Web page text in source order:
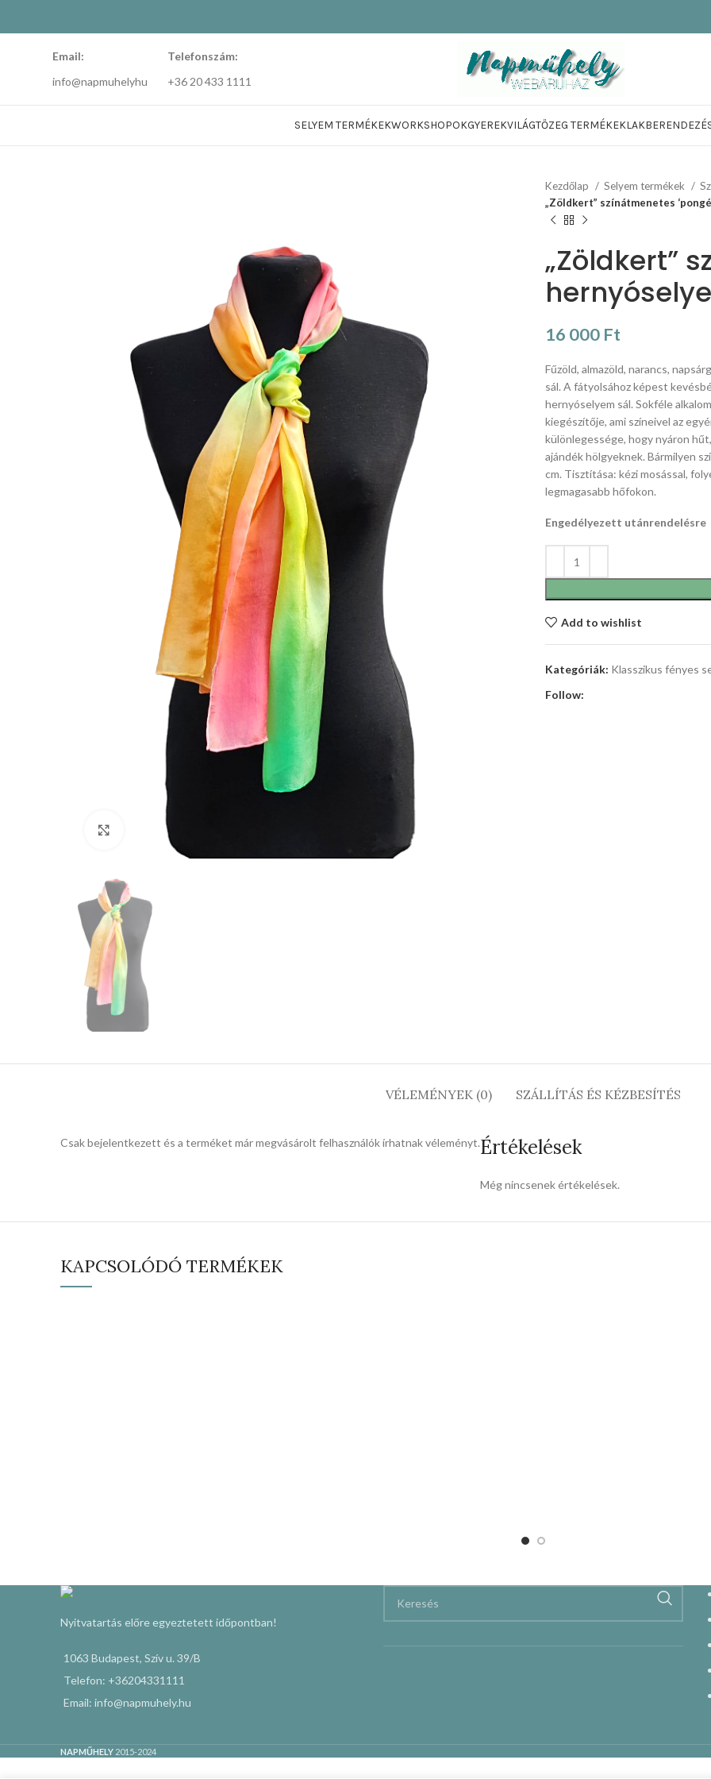
Email:
info@napmuhelyhu
Telefonszám:
+36 20 433 1111
SELYEM TERMÉKEKWORKSHOPOKGYEREKVILÁGTŐZEG TERMÉKEK
Click to enlarge
Kezdőlap Selyem termékek
„Zöldkert” színátmenetes
„Zöldkert”
16 000 Ft
Fűzöld, almazöld, narancs,
sál. A fátyolsához képest
hernyóselyem sál. Sokféle
kiegészítője, ami színeivel az
különlegessége, hogy nyáron
ajándék hölgyeknek. Bármilyen
cm. Tisztítása: kézi mosással,
legmagasabb hőfokon.
Engedélyezett utánrendelésre
Add to wishlist
Kategóriák: Klasszikus fényes
Follow:
VÉLEMÉNYEK (0) SZÁLLÍTÁS ÉS KÉZBESÍTÉS
Értékelések
Még nincsenek értékelések.
Csak bejelentkezett és a terméket már megvásárolt felhasználók írhatnak véleményt.
KAPCSOLÓDÓ TERMÉKEK
Nyitvatartás előre egyeztetett időpontban!
1063 Budapest, Szív u. 39/B
Telefon: +36204331111
Email: info@napmuhely.hu
NAPMŰHELY 2015-2024